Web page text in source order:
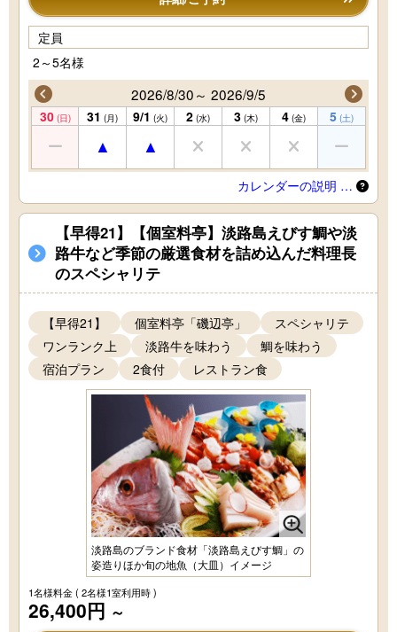
定員
2～5名様
2026/8/30～ 2026/9/5
30 (日) 31 (月) 9/1 (火) 2 (水) 3 (木) 4 (金) 5 (土)
カレンダーの説明 …
【早得21】【個室料亭】淡路島えびす鯛や淡
路牛など季節の厳選食材を詰め込んだ料理長
のスペシャリテ
【早得21】 個室料亭「磯辺亭」
スペシャリテ
ワンランク上
淡路牛を味わう
鯛を味わう
宿泊プラン
2食付 レストラン食
淡路島のブランド食材「淡路島えびす鯛」の
姿造りほか旬の地魚（大皿）イメージ
1名様料金( 2名様1室利用時 )
26,400円 ～